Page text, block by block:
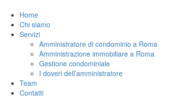
Home
Chi siamo
Servizi
Amministratore di condominio a Roma
Amministrazione immobiliare a Roma
Gestione condominiale
I doveri dell’amministratore
Team
Contatti